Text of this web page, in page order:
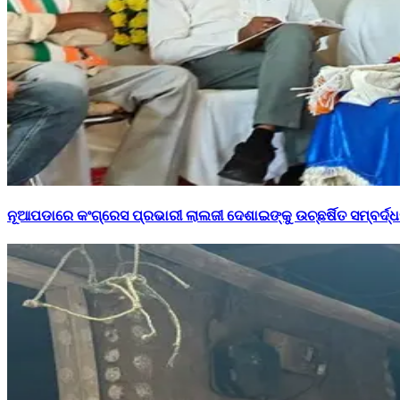
ନୂଆପଡାରେ କଂଗ୍ରେସ ପ୍ରଭାରୀ ଲାଲଜୀ ଦେଶାଇଙ୍କୁ ଉଚ୍ଛର୍ଷିତ